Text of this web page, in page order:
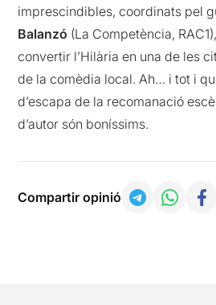
imprescindibles, coordinats pel
Balanzó (La Competència,
convertir l’Hilària en una de les
de la comèdia local. Ah… i tot i
d’escapa de la recomanació
d’autor són boníssims.
Compartir opinió